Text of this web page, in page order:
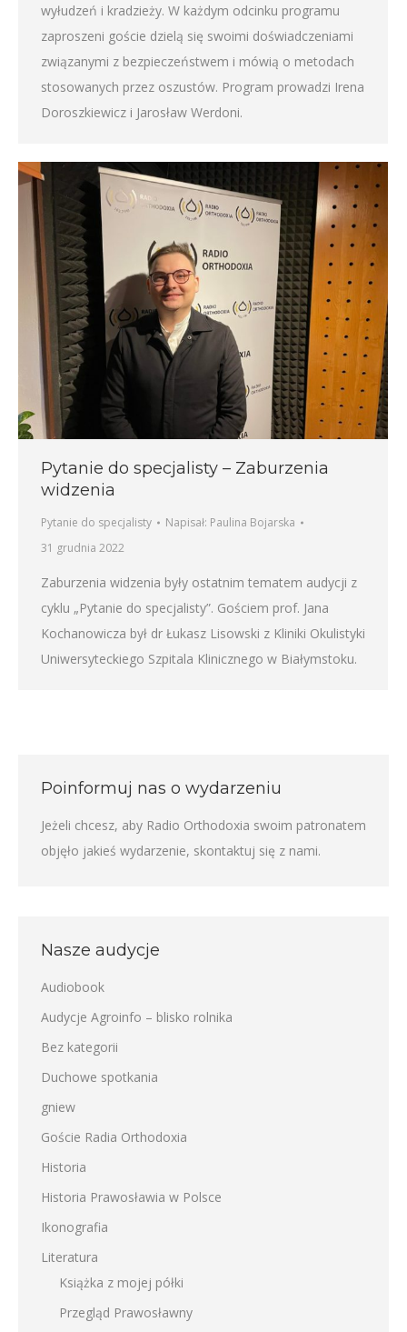
wyłudzeń i kradzieży. W każdym odcinku programu
zaproszeni goście dzielą się swoimi doświadczeniami
związanymi z bezpieczeństwem i mówią o metodach
stosowanych przez oszustów. Program prowadzi Irena
Doroszkiewicz i Jarosław Werdoni.
Pytanie do specjalisty – Zaburzenia
widzenia
Pytanie do specjalisty Napisał: Paulina Bojarska
31 grudnia 2022
Zaburzenia widzenia były ostatnim tematem audycji z
cyklu „Pytanie do specjalisty”. Gościem prof. Jana
Kochanowicza był dr Łukasz Lisowski z Kliniki Okulistyki
Uniwersyteckiego Szpitala Klinicznego w Białymstoku.
Poinformuj nas o wydarzeniu
Jeżeli chcesz, aby Radio Orthodoxia swoim patronatem
objęło jakieś wydarzenie, skontaktuj się z nami.
Nasze audycje
Audiobook
Audycje Agroinfo – blisko rolnika
Bez kategorii
Duchowe spotkania
gniew
Goście Radia Orthodoxia
Historia
Historia Prawosławia w Polsce
Ikonografia
Literatura
Książka z mojej półki
Przegląd Prawosławny